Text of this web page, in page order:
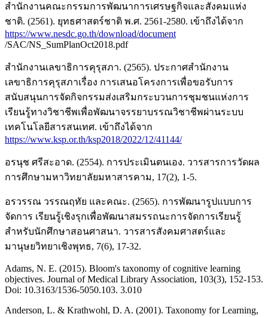
สำนักงานคณะกรรมการพัฒนาการเศรษฐกิจและสังคมแห่ง
ชาติ. (2561). ยุทธศาสตร์ชาติ พ.ศ. 2561-2580. เข้าถึงได้จาก
https://www.nesdc.go.th/download/document
/SAC/NS_SumPlanOct2018.pdf
สำนักงานเลขาธิการคุรุสภา. (2565). ประกาศสำนักงาน
เลขาธิการคุรุสภาเรื่อง การเสนอโครงการเพื่อขอรับการ
สนับสนุนการจัดกิจกรรมส่งเสริมกระบวนการชุมชนแห่งการ
เรียนรู้ทางวิชาชีพเพื่อพัฒนาจรรยาบรรณวิชาชีพผ่านระบบ
เทคโนโลยีสารสนเทศ. เข้าถึงได้จาก
https://www.ksp.or.th/ksp2018/2022/12/41144/
อรนุช ศรีสะอาด. (2554). การประเมินตนเอง. วารสารการวัดผล
การศึกษามหาวิทยาลัยมหาสารคาม, 17(2), 1-5.
อรวรรณ วรรณฤทัย และคณะ. (2565). การพัฒนารูปแบบการ
จัดการ เรียนรู้เชิงรุกเพื่อพัฒนาสมรรถนะการจัดการเรียนรู้
สำหรับนักศึกษาสอนศาสนา. วารสารสังคมศาสตร์และ
มานุษยวิทยาเชิงพุทธ, 7(6), 17-32.
Adams, N. E. (2015). Bloom's taxonomy of cognitive learning
objectives. Journal of Medical Library Association, 103(3), 152-153.
Doi: 10.3163/1536-5050.103. 3.010
Anderson, L. & Krathwohl, D. A. (2001). Taxonomy for Learning,